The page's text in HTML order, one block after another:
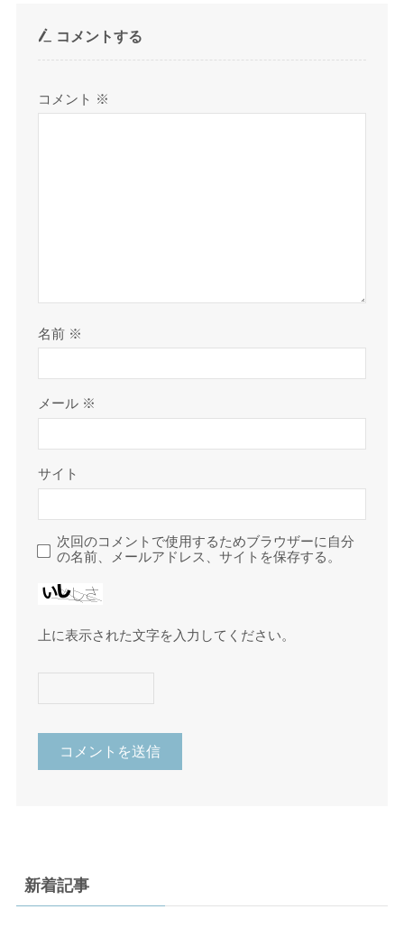
コメントする
コメント ※
名前 ※
メール ※
サイト
次回のコメントで使用するためブラウザーに自分
の名前、メールアドレス、サイトを保存する。
上に表示された文字を入力してください。
新着記事